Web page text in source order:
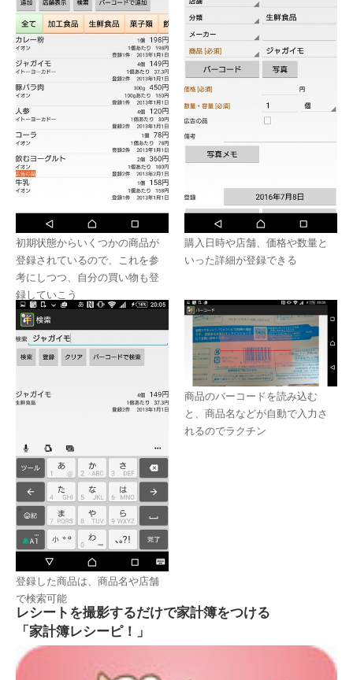
初期状態からいくつかの商品が
登録されているので、これを参
考にしつつ、自分の買い物も登
録していこう
購入日時や店舗、価格や数量と
いった詳細が登録できる
登録した商品は、商品名や店舗
で検索可能
商品のバーコードを読み込む
と、商品名などが自動で入力さ
れるのでラクチン
レシートを撮影するだけで家計簿をつける
「家計簿レシーピ！」